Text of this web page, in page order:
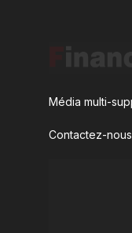
Média multi-
Contactez-